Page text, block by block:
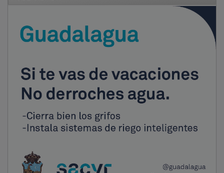
Toda la información sobre el Documento del Mes y
página web del Archivo Municipal, desde la sección de
archivo donde se pueden solicitar también visitas
Desde el Ayuntamiento se anima a todos los vecinos
de Guadalajara a participar en estas actividades y a
descubrir el valioso patrimonio documental que
custodia el archivo.